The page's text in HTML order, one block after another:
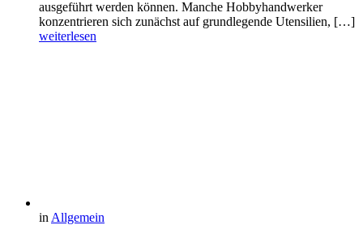
ausgeführt werden können. Manche Hobbyhandwerker
konzentrieren sich zunächst auf grundlegende Utensilien, […]
weiterlesen
in Allgemein